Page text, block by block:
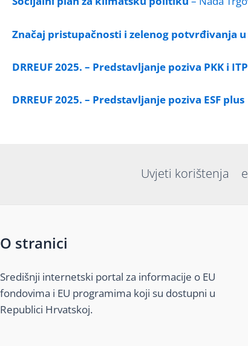
Značaj pristupačnosti i zelenog potvrđivanja
DRREUF 2025. – Predstavljanje poziva PKK i ITP
DRREUF 2025. – Predstavljanje poziva ESF plus
Uvjeti korištenja
O stranici
Središnji internetski portal za informacije o EU
fondovima i EU programima koji su dostupni u
Republici Hrvatskoj.